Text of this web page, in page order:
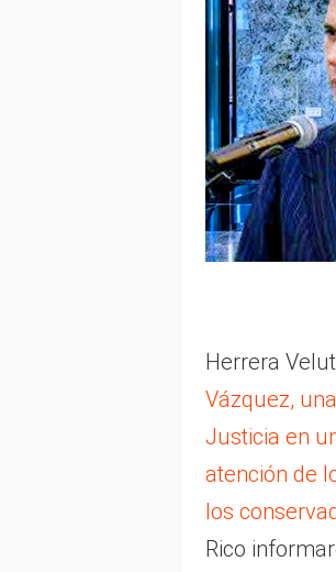
Herrera
Vázquez,
Justicia en
atención de
los
Rico